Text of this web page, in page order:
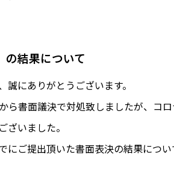
の結果について
にありがとうございます。
ら書面議決で対処致しましたが、コ
いました。
にご提出頂いた書面表決の結果につ